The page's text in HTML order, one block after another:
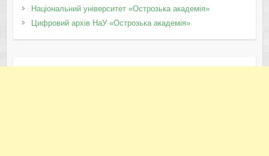
Національний університет «Острозька академія»
Цифровий архів НаУ «Острозька академія»